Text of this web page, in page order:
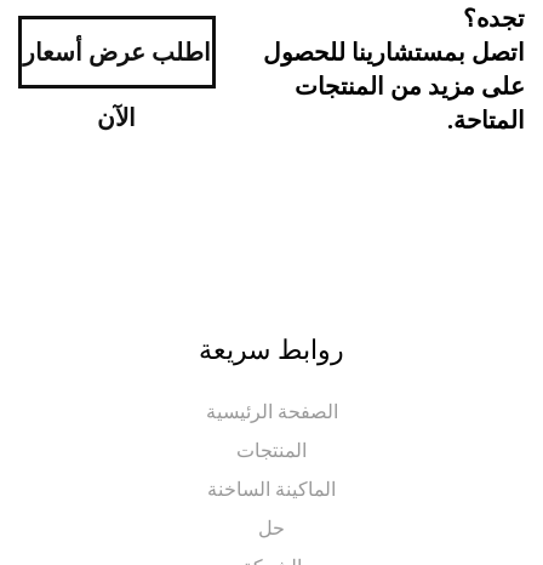
بمستشارينا للحصول
مزيد من المنتجات
اطلب عرض أسعار
روابط سريعة
الصفحة الرئيسية
المنتجات
الماكينة الساخنة